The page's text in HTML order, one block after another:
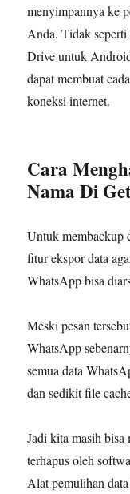
menyimpannya ke
Anda. Tidak
Drive untuk
dapat membuat
koneksi internet.
Cara
Nama Di
Untuk membackup
fitur ekspor data
WhatsApp bisa
Meski pesan
WhatsApp
semua data
dan sedikit file
Jadi kita masih
terhapus oleh
Alat pemulihan